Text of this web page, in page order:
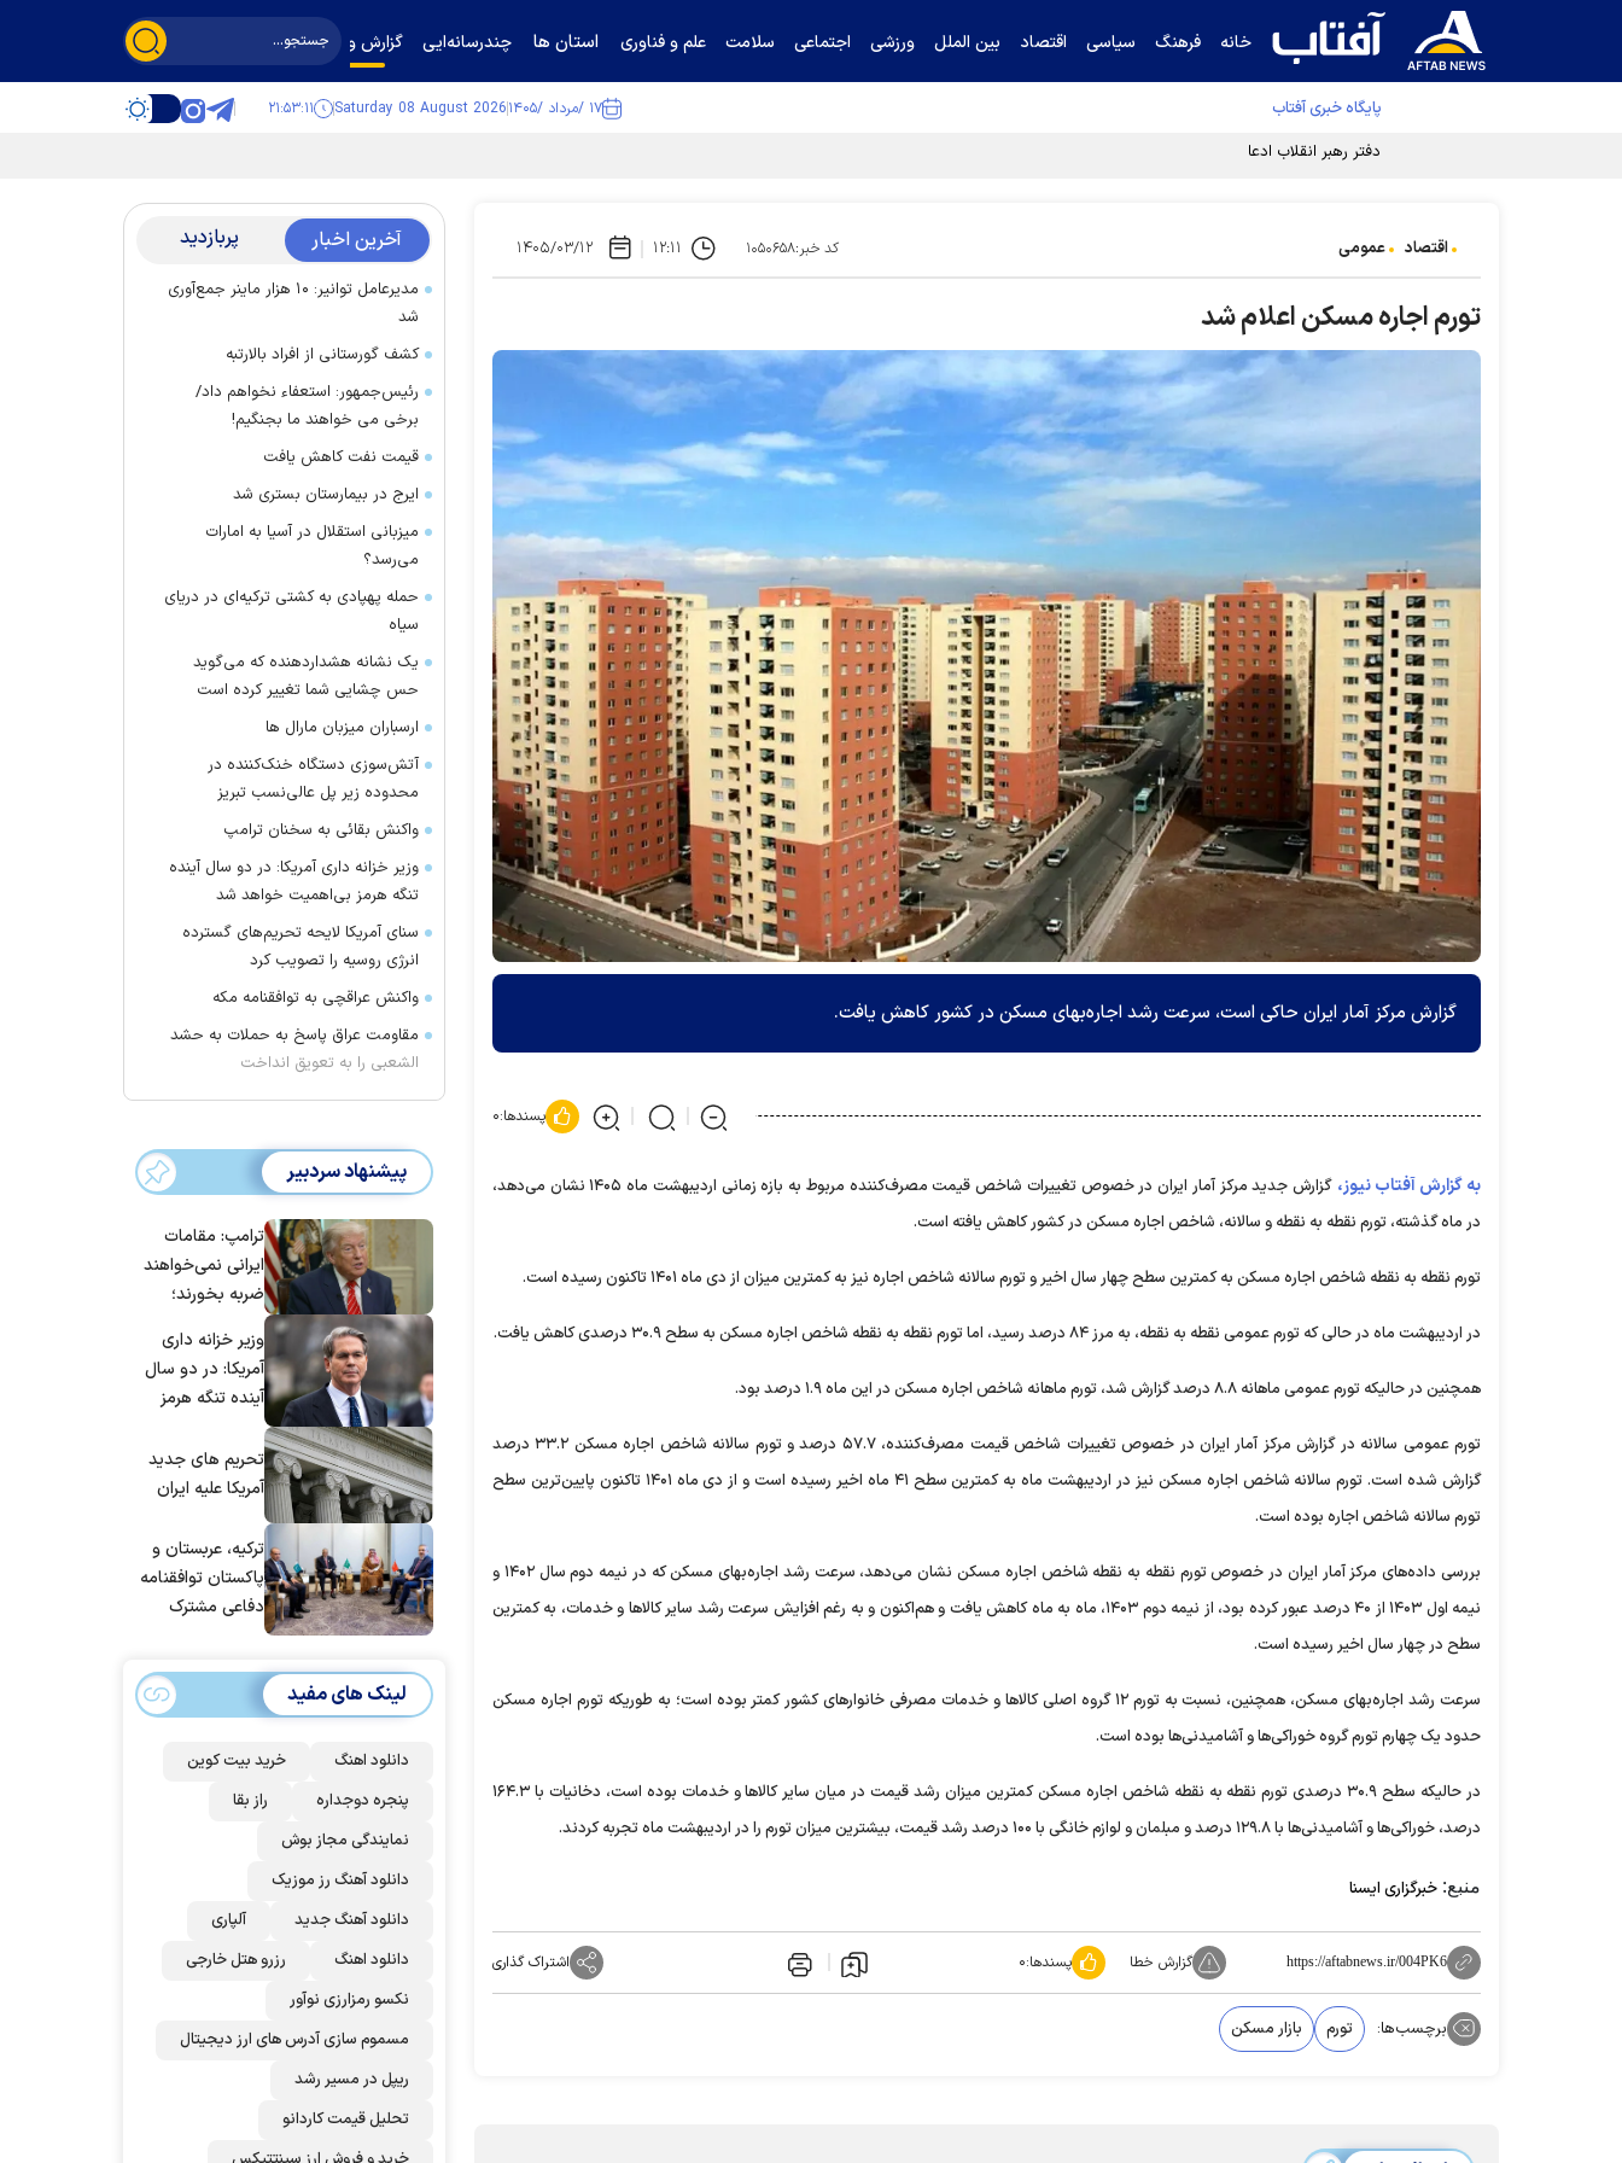
خانه فرهنگ سیاسی اقتصاد بین الملل ورزشی اجتماعی سلامت علم و فناوری استان ها چندرسانه‌ایی گزارش و گفت‌وگو
پایگاه خبری آفتاب ۱۷ /مرداد /۱۴۰۵ Saturday 08 August 2026 ۲۱:۵۳:۱۲
دفتر رهبر انقلاب ادعای خرازی درباره پزشکیان را تکذیب کرد
اقتصاد عمومی کد خبر:۱۰۵۰۶۵۸ ۱۲:۱۱ ۱۴۰۵/۰۳/۱۲
تورم اجاره مسکن اعلام شد
گزارش مرکز آمار ایران حاکی است، سرعت رشد اجاره‌بهای مسکن در کشور کاهش یافت.
پسندها:۰
به گزارش آفتاب نیوز،
گزارش جدید مرکز آمار ایران در خصوص تغییرات شاخص قیمت مصرف‌کننده مربوط به بازه زمانی اردیبهشت ماه ۱۴۰۵ نشان می‌دهد،
در ماه گذشته، تورم نقطه به نقطه و سالانه، شاخص اجاره‌ مسکن در کشور کاهش یافته است.
تورم نقطه به نقطه شاخص اجاره مسکن به کمترین سطح چهار سال اخیر و تورم سالانه شاخص اجاره نیز به کمترین میزان از دی ماه ۱۴۰۱ تاکنون رسیده است.
در اردیبهشت ماه در حالی که تورم عمومی نقطه به نقطه، به مرز ۸۴ درصد رسید، اما تورم نقطه به نقطه شاخص اجاره مسکن به سطح ۳۰.۹ درصدی کاهش یافت.
همچنین در حالیکه تورم عمومی ماهانه ۸.۸ درصد گزارش شد، تورم ماهانه شاخص اجاره مسکن در این ماه ۱.۹ درصد بود.
تورم عمومی سالانه در گزارش مرکز آمار ایران در خصوص تغییرات شاخص قیمت مصرف‌کننده، ۵۷.۷ درصد و تورم سالانه شاخص اجاره مسکن ۳۳.۲ درصد
گزارش شده است. تورم سالانه شاخص اجاره مسکن نیز در اردیبهشت ماه به کمترین سطح ۴۱ ماه اخیر رسیده است و از دی ماه ۱۴۰۱ تاکنون پایین‌ترین سطح
تورم سالانه شاخص اجاره بوده است.
بررسی داده‌های مرکز آمار ایران در خصوص تورم نقطه به نقطه شاخص اجاره مسکن نشان می‌دهد، سرعت رشد اجاره‌بهای مسکن که در نیمه دوم سال ۱۴۰۲ و
نیمه اول ۱۴۰۳ از ۴۰ درصد عبور کرده بود، از نیمه دوم ۱۴۰۳، ماه به ماه کاهش یافت و هم‌اکنون و به رغم افزایش سرعت رشد سایر کالاها و خدمات، به کمترین
سطح در چهار سال اخیر رسیده است.
سرعت رشد اجاره‌بهای مسکن، همچنین، نسبت به تورم ۱۲ گروه اصلی کالاها و خدمات مصرفی خانوارهای کشور کمتر بوده است؛ به طوریکه تورم اجاره مسکن
حدود یک چهارم تورم گروه خوراکی‌ها و آشامیدنی‌ها بوده است.
در حالیکه سطح ۳۰.۹ درصدی تورم نقطه به نقطه شاخص اجاره مسکن کمترین میزان رشد قیمت در میان سایر کالاها و خدمات بوده است، دخانیات با ۱۶۴.۳
درصد، خوراکی‌ها و آشامیدنی‌ها با ۱۲۹.۸ درصد و مبلمان و لوازم خانگی با ۱۰۰ درصد رشد قیمت، بیشترین میزان تورم را در اردیبهشت ماه تجربه کردند.
منبع: خبرگزاری ایسنا
https://aftabnews.ir/004PK6 گزارش خطا پسندها:۰ اشتراک گذاری
برچسب‌ها: تورم بازار مسکن
آخرین اخبار پربازدید
مدیرعامل توانیر: ۱۰ هزار ماینر جمع‌آوری
شد
کشف گورستانی از افراد بالارتبه
رئیس‌جمهور: استعفاء نخواهم داد/
برخی می خواهند ما بجنگیم!
قیمت نفت کاهش یافت
ایرج در بیمارستان بستری شد
میزبانی استقلال در آسیا به امارات
می‌رسد؟
حمله پهپادی به کشتی ترکیه‌ای در دریای
سیاه
یک نشانه هشداردهنده که می‌گوید
حس چشایی شما تغییر کرده است
ارسباران میزبان مارال ها
آتش‌سوزی دستگاه خنک‌کننده در
محدوده زیر پل عالی‌نسب تبریز
واکنش بقائی به سخنان ترامپ
وزیر خزانه داری آمریکا: در دو سال آینده
تنگه هرمز بی‌اهمیت خواهد شد
سنای آمریکا لایحه تحریم‌های گسترده
انرژی روسیه را تصویب کرد
واکنش عراقچی به توافقنامه مکه
مقاومت عراق پاسخ به حملات به حشد
الشعبی را به تعویق انداخت
پیشنهاد سردبیر
ترامپ: مقامات
ایرانی نمی‌خواهند
ضربه بخورند؛
توافق برسند
وزیر خزانه داری
آمریکا: در دو سال
آینده تنگه هرمز
شد
تحریم های جدید
آمریکا علیه ایران
ترکیه، عربستان و
پاکستان توافقنامه
دفاعی مشترک
لینک های مفید
دانلود اهنگ
خرید بیت کوین
پنجره دوجداره
راز بقا
نمایندگی مجاز بوش
دانلود آهنگ رز‌ موزیک
دانلود آهنگ جدید
آلپاری
دانلود اهنگ
رزرو هتل خارجی
نکسو رمزارزی نوآور
مسموم سازی آدرس های ارز دیجیتال
ریپل در مسیر رشد
تحلیل قیمت کاردانو